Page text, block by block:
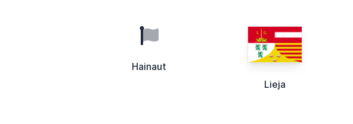
Hainaut
Lieja